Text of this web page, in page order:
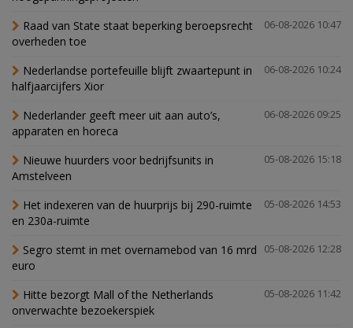
06-08-2026 10:47
Raad van State staat beperking beroepsrecht
overheden toe
06-08-2026 10:24
Nederlandse portefeuille blijft zwaartepunt in
halfjaarcijfers Xior
06-08-2026 09:25
Nederlander geeft meer uit aan auto’s,
apparaten en horeca
05-08-2026 15:18
Nieuwe huurders voor bedrijfsunits in
Amstelveen
05-08-2026 14:53
Het indexeren van de huurprijs bij 290-ruimte
en 230a-ruimte
05-08-2026 12:28
Segro stemt in met overnamebod van 16 mrd
euro
05-08-2026 11:42
Hitte bezorgt Mall of the Netherlands
onverwachte bezoekerspiek